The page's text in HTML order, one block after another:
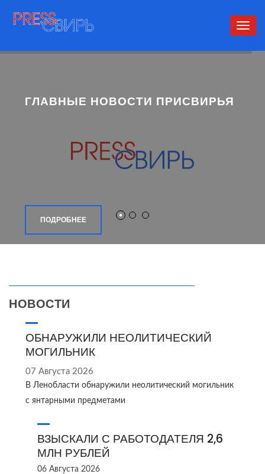
ГЛАВНЫЕ НОВОСТИ ПРИСВИРЬЯ
ПОДРОБНЕЕ
НОВОСТИ
ОБНАРУЖИЛИ НЕОЛИТИЧЕСКИЙ
МОГИЛЬНИК
07 Августа 2026
В Ленобласти обнаружили неолитический могильник
с янтарными предметами
ВЗЫСКАЛИ С РАБОТОДАТЕЛЯ 2,6
МЛН РУБЛЕЙ
06 Августа 2026